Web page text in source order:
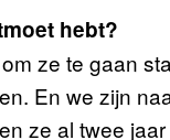
hebt?
ze te gaan
En we zijn
ze al twee